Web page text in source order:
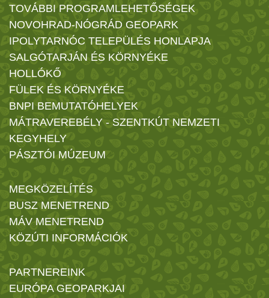
TOVÁBBI PROGRAMLEHETŐSÉGEK
NOVOHRAD-NÓGRÁD GEOPARK
IPOLYTARNÓC TELEPÜLÉS HONLAPJA
SALGÓTARJÁN ÉS KÖRNYÉKE
HOLLÓKŐ
FÜLEK ÉS KÖRNYÉKE
BNPI BEMUTATÓHELYEK
MÁTRAVEREBÉLY - SZENTKÚT NEMZETI
KEGYHELY
PÁSZTÓI MÚZEUM
MEGKÖZELÍTÉS
BUSZ MENETREND
MÁV MENETREND
KÖZÚTI INFORMÁCIÓK
PARTNEREINK
EURÓPA GEOPARKJAI